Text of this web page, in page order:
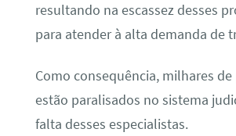
resultando na escassez desses
para atender à alta demanda de
Como consequência, milhares de
estão paralisados no sistema
falta desses especialistas.